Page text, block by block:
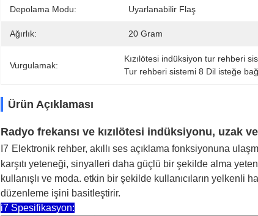
Depolama Modu: Uyarlanabilir Flaş
Ağırlık: 20 Gram
Vurgulamak:
Kızılötesi indüksiyon tur rehberi
Tur rehberi sistemi 8 Dil isteğe
Ürün Açıklaması
Radyo frekansı ve kızılötesi indüksiyonu, uzak
I7 Elektronik rehber, akıllı ses açıklama fonksiyonuna
karşıtı yeteneği, sinyalleri daha güçlü bir şekilde alma
kullanışlı ve moda. etkin bir şekilde kullanıcıların yelkenli
düzenleme işini basitleştirir.
i7 Spesifikasyon: